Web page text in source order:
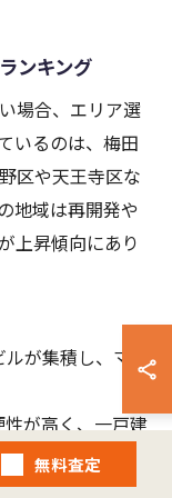
ンキング
場合、エリア選
いるのは、梅田
区や天王寺区な
地域は再開発や
上昇傾向にあり
が集積し、マン
が高く、一戸建
ション・土地と
無料査定